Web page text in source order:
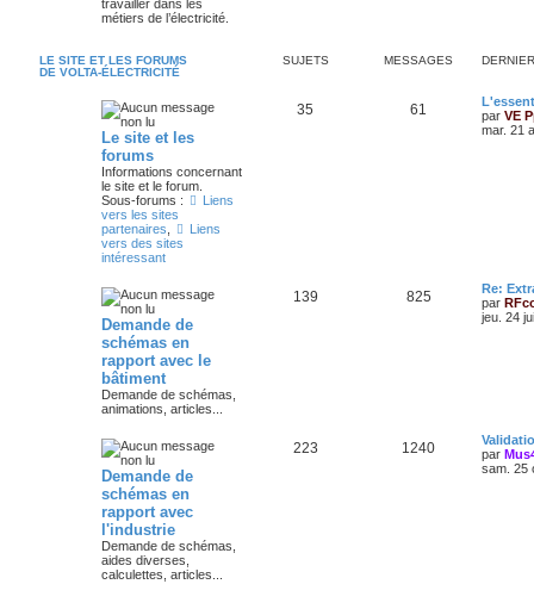
travailler dans les
métiers de l’électricité.
LE SITE ET LES FORUMS
DE VOLTA-ÉLECTRICITÉ
SUJETS MESSAGES
Le site et les
forums
Informations concernant
le site et le forum.
Sous-forums :
Liens
vers les sites
partenaires
Liens
vers des sites
intéressant
35 61
par VE
mar. 21
Demande de
schémas en
rapport avec le
bâtiment
Demande de schémas,
animations, articles...
139 825
Re:
par
jeu. 24
Demande de
schémas en
rapport avec
l'industrie
Demande de schémas,
aides diverses,
calculettes, articles...
223 1240
par
sam. 25